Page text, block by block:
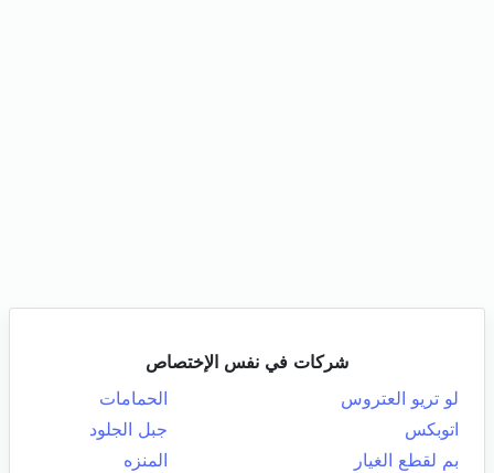
شركات في نفس الإختصاص
لو تريو العتروس
الحمامات
اتوبكس
جبل الجلود
بم لقطع الغيار
المنزه